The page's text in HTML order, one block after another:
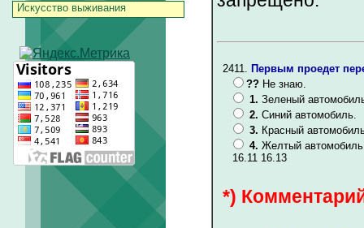
Искусство выживания
2411. Первым проедет
?? Не знаю.
1. Зеленый
2. Синий автомобиль.
3. Красный
4. Желтый
16.11 16.13
*)